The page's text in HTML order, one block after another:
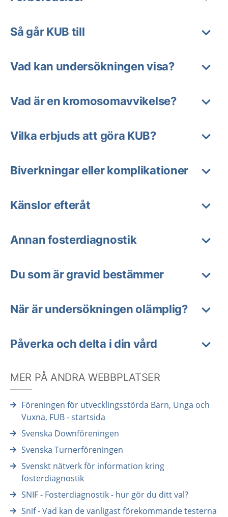
Så går KUB till
Vad kan undersökningen visa?
Vad är en kromosomavvikelse?
Vilka erbjuds att göra KUB?
Biverkningar eller komplikationer
Känslor efteråt
Annan fosterdiagnostik
Du som är gravid bestämmer
När är undersökningen olämplig?
Påverka och delta i din vård
MER PÅ ANDRA WEBBPLATSER
Föreningen för utvecklingsstörda Barn, Unga och
Vuxna, FUB - startsida
Svenska Downföreningen
Svenska Turnerföreningen
Svenskt nätverk för information kring
fosterdiagnostik
SNIF - Fosterdiagnostik - hur gör du ditt val?
Snif - Vad kan de vanligast förekommande testerna